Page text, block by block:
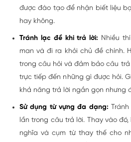
được đào tạo để nhận biết liệu
hay không.
Tránh lạc đề khi trả lời: Nhiều
man và đi ra khỏi chủ đề chính.
trong câu hỏi và đảm bảo câu
trực tiếp đến những gì được hỏi.
khả năng trả lời ngắn gọn nhưng
Sử dụng từ vựng đa dạng:
lần trong câu trả lời. Thay vào
nghĩa và cụm từ thay thế cho